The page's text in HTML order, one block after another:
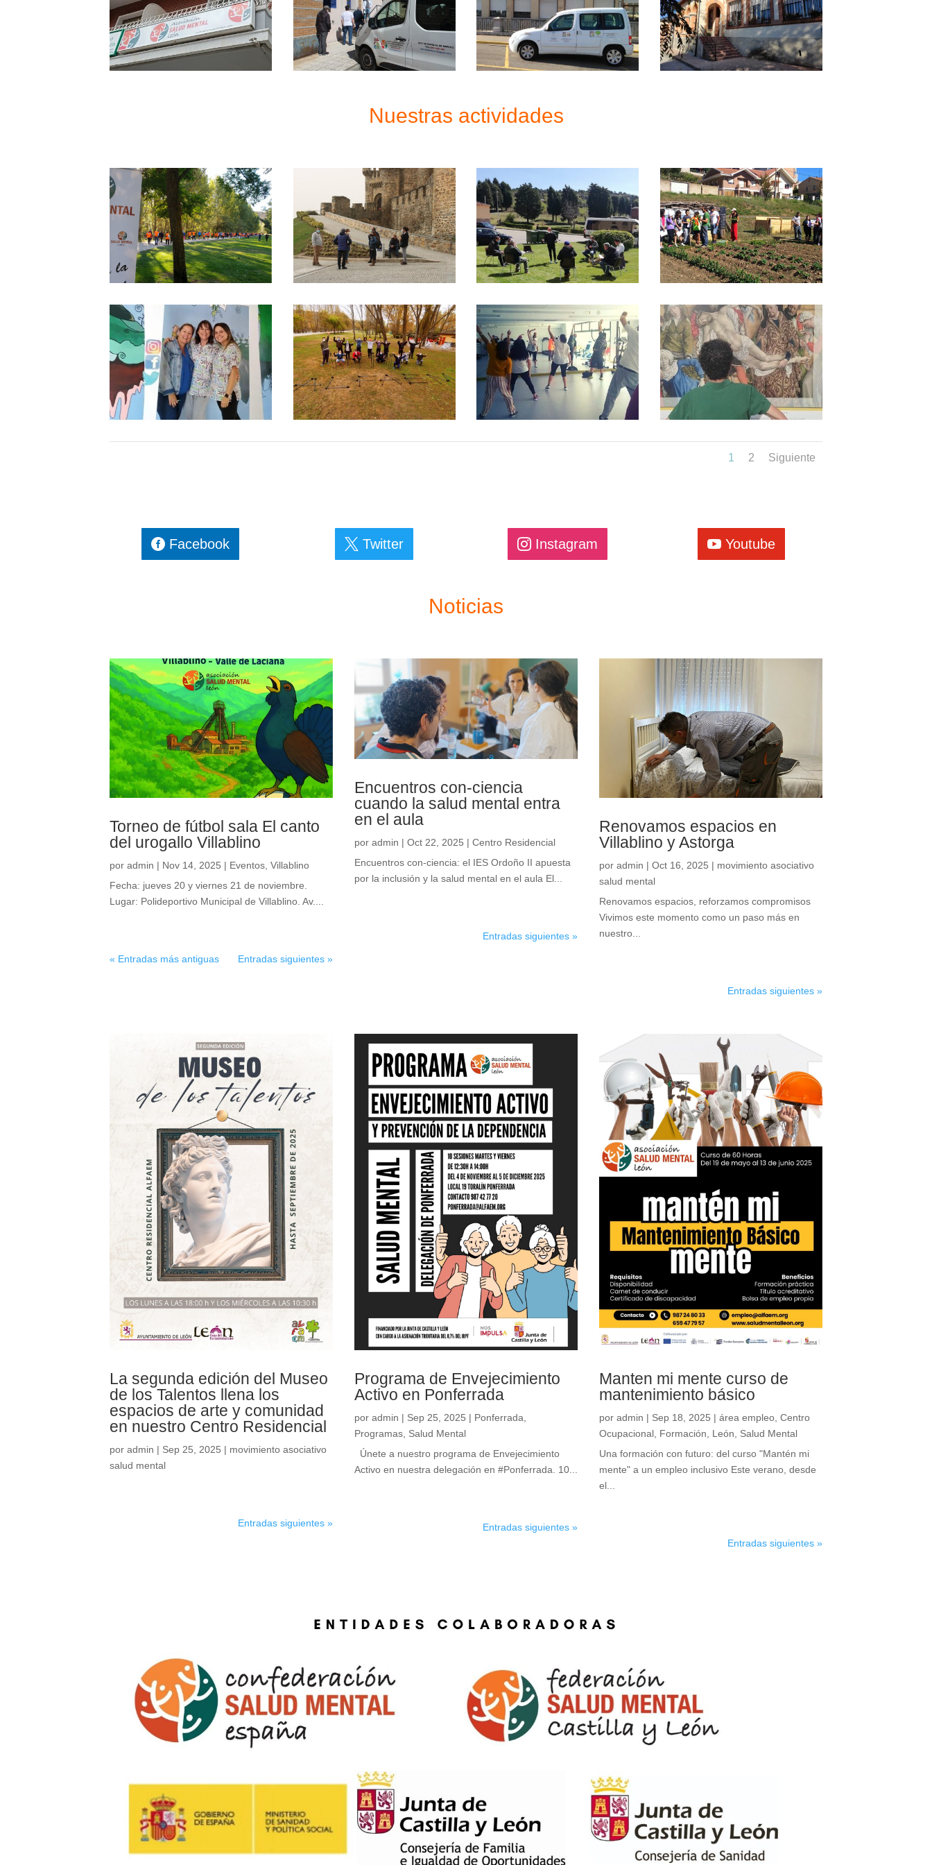
Nuestras actividades
1 2 Siguiente
Facebook Twitter Instagram Youtube
Noticias
Torneo de fútbol sala El canto
del urogallo Villablino
por admin | Nov 14, 2025 | Eventos Villablino
Fecha: jueves 20 y viernes 21 de noviembre.
Lugar: Polideportivo Municipal de Villablino. Av....
« Entradas más antiguas Entradas siguientes »
Encuentros con-ciencia
cuando la salud mental entra
en el aula
por admin | Oct 22, 2025 | Centro Residencial
Encuentros con-ciencia: el IES Ordoño II apuesta
por la inclusión y la salud mental en el aula El...
Entradas siguientes »
Renovamos espacios en
Villablino y Astorga
por admin | Oct 16, 2025 | movimiento asociativo
salud mental
Renovamos espacios, reforzamos compromisos
Vivimos este momento como un paso más en
nuestro...
Entradas siguientes »
La segunda edición del Museo
de los Talentos llena los
espacios de arte y comunidad
en nuestro Centro Residencial
por admin | Sep 25, 2025 | movimiento asociativo
salud mental
Entradas siguientes »
Programa de Envejecimiento
Activo en Ponferrada
por admin | Sep 25, 2025 | Ponferrada
Programas, Salud Mental
Únete a nuestro programa de Envejecimiento
Activo en nuestra delegación en #Ponferrada. 10...
Entradas siguientes »
Manten mi mente curso de
mantenimiento básico
por admin | Sep 18, 2025 | área empleo, Centro
Ocupacional, Formación León
Salud Mental
Una formación con futuro: del curso "Mantén mi
mente" a un empleo inclusivo Este verano, desde
el...
Entradas siguientes »